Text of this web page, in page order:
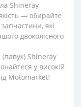
Shineray
— обирайте
запчастини, які
двоколісного
Shineray
у високій
Motomarket!